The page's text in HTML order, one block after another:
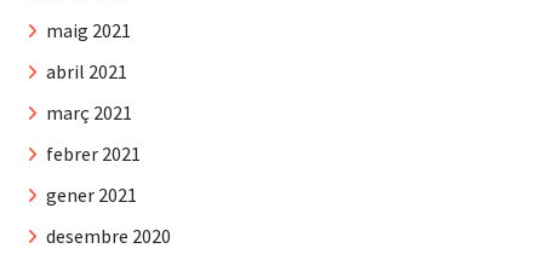
maig 2021
abril 2021
març 2021
febrer 2021
gener 2021
desembre 2020